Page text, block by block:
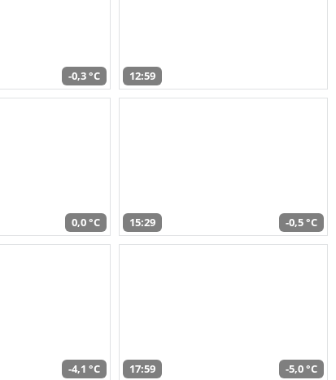
-0,3 °C 12:59
0,0 °C 15:29 -0,5 °C
-4,1 °C 17:59 -5,0 °C